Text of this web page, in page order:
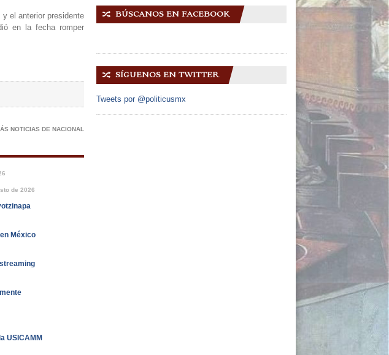
el anterior presidente
en la fecha romper
NOTICIAS DE NACIONAL
de 2026
México
USICAMM
🔀 BÚSCANOS EN FACEBOOK
🔀 SÍGUENOS EN TWITTER
Tweets por @politicusmx